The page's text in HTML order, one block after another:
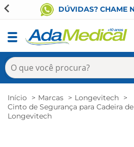
DÚVIDAS? CHAME
Início Marcas
Longevitech
Cinto de Segurança para Cadeira
Longevitech